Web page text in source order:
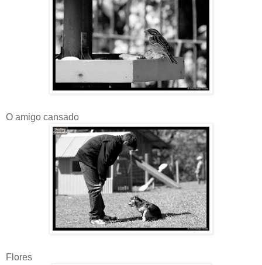
O amigo cansado
Flores